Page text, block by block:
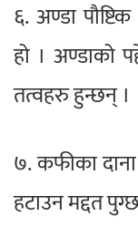
६. अण्डा
हो । अण्डाको
तत्वहरु हुन्छन् ।
७. कफीका
हटाउन मद्दत